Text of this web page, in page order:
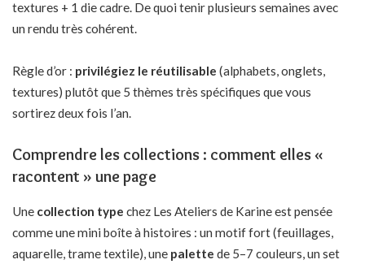
textures + 1 die cadre. De quoi tenir plusieurs semaines avec
un rendu très cohérent.
Règle d’or : privilégiez le réutilisable (alphabets, onglets,
textures) plutôt que 5 thèmes très spécifiques que vous
sortirez deux fois l’an.
Comprendre les collections : comment elles «
racontent » une page
Une collection type chez Les Ateliers de Karine est pensée
comme une mini boîte à histoires : un motif fort (feuillages,
aquarelle, trame textile), une palette de 5–7 couleurs, un set